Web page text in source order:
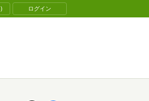
ログイン